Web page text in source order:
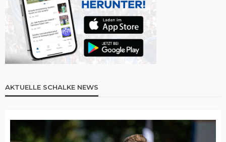
AKTUELLE SCHALKE NEWS